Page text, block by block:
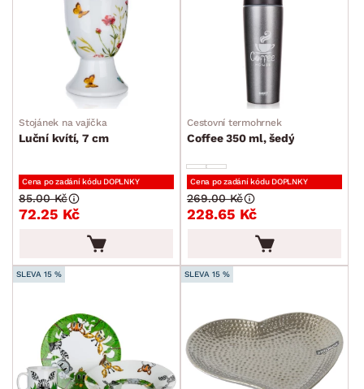
cm max.
cm max.
POVRCHOVÁ ÚPRAVA
MÍSTNOST
SKLADOVOST
Stojánek na vajíčka
Luční kvítí, 7 cm
Cena po zadání kódu DOPLNKY
72.25 Kč
85.00 Kč
Cestovní termohrnek
Coffee 350 ml, šedý
Cena po zadání kódu DOPLNKY
228.65 Kč
269.00 Kč
SLEVA 15 % SLEVA 15 %